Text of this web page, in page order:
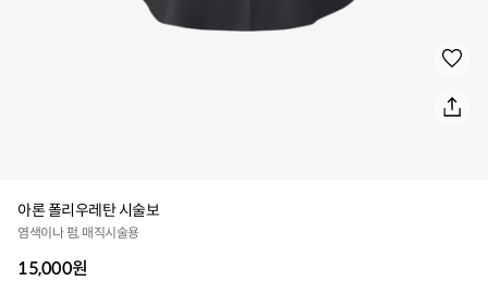
아론 폴리우레탄 시술보
염색이나 펌, 매직시술용
15,000원